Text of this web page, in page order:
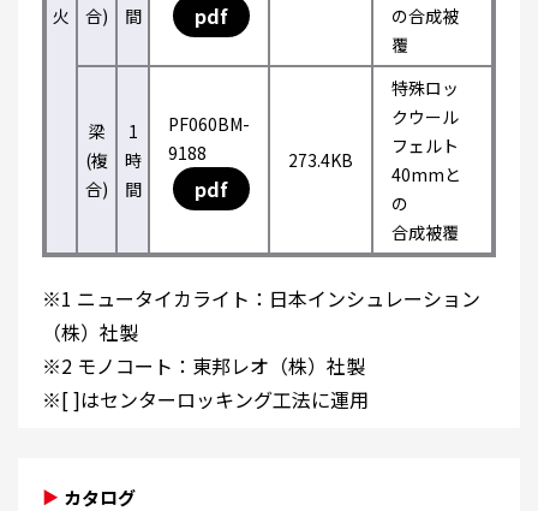
火
合)
間
pdf
の合成被
覆
梁
(複
合)
1
時
間
PF060BM-
9188
pdf
273.4KB
特殊ロッ
クウール
フェルト
40mmと
の
合成被覆
※1 ニュータイカライト：日本インシュレーション
（株）社製
※2 モノコート：東邦レオ（株）社製
※[ ]はセンターロッキング工法に運用
カタログ